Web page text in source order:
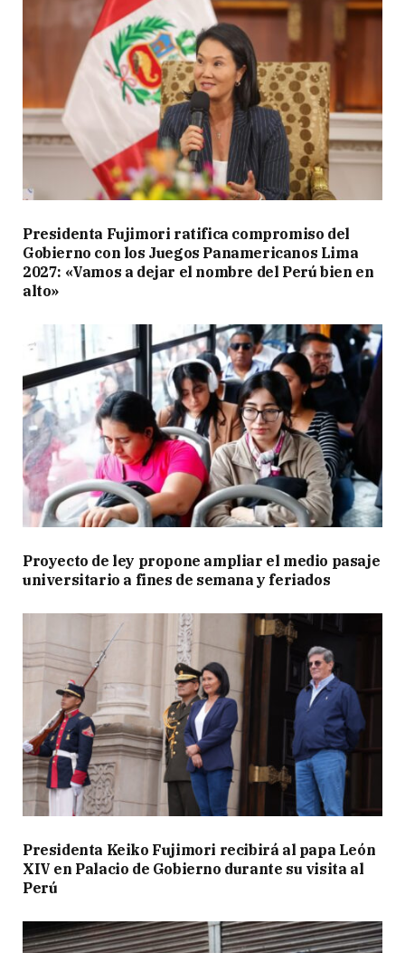
Presidenta Fujimori ratifica compromiso del
Gobierno con los Juegos Panamericanos Lima
2027: «Vamos a dejar el nombre del Perú bien en
alto»
Proyecto de ley propone ampliar el medio pasaje
universitario a fines de semana y feriados
Presidenta Keiko Fujimori recibirá al papa León
XIV en Palacio de Gobierno durante su visita al
Perú